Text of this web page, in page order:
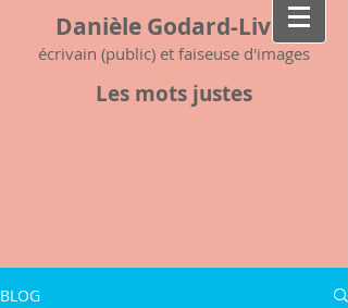
Danièle Godard-Livet
écrivain (public) et faiseuse d'images
Les mots justes
BLOG